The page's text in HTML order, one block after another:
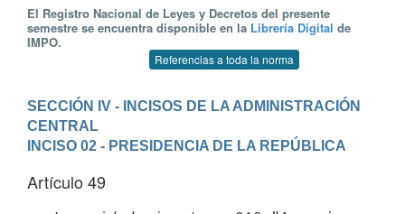
El Registro Nacional de Leyes y Decretos del presente
semestre se encuentra disponible en la Librería Digital de
IMPO.
Referencias a toda la norma
SECCIÓN IV - INCISOS DE LA ADMINISTRACIÓN
CENTRAL
INCISO 02 - PRESIDENCIA DE LA REPÚBLICA
Artículo 49